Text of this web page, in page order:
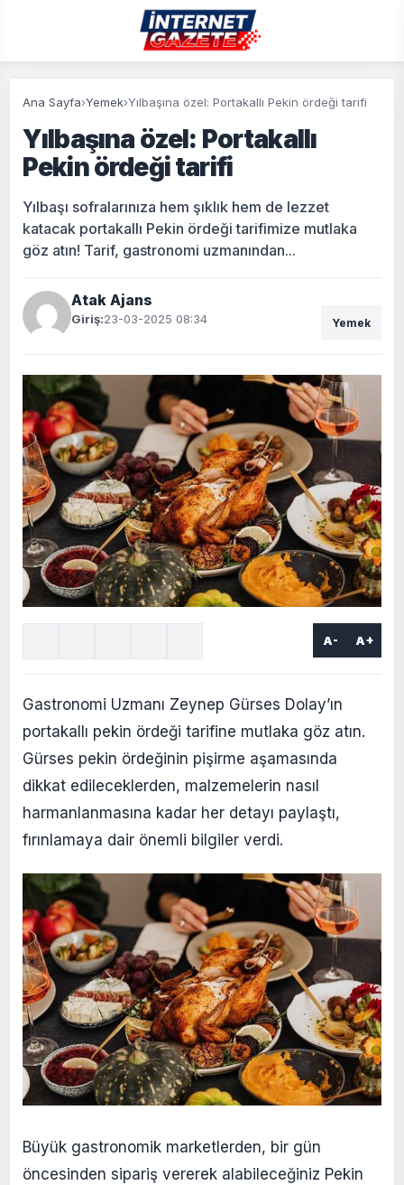
Ana Sayfa›Yemek›Yılbaşına özel: Portakallı Pekin ördeği tarifi
Yılbaşına özel: Portakallı
Pekin ördeği tarifi
Yılbaşı sofralarınıza hem şıklık hem de lezzet
katacak portakallı Pekin ördeği tarifimize mutlaka
göz atın! Tarif, gastronomi uzmanından...
Atak Ajans
Giriş:23-03-2025 08:34 Yemek
A- A+
Gastronomi Uzmanı Zeynep Gürses Dolay’ın
portakallı pekin ördeği tarifine mutlaka göz atın.
Gürses pekin ördeğinin pişirme aşamasında
dikkat edileceklerden, malzemelerin nasıl
harmanlanmasına kadar her detayı paylaştı,
fırınlamaya dair önemli bilgiler verdi.
Büyük gastronomik marketlerden, bir gün
öncesinden sipariş vererek alabileceğiniz Pekin